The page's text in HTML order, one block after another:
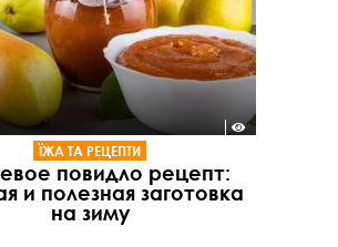
ЇЖА ТА РЕЦЕПТИ
повидло рецепт:
и полезная заготовка
на зиму